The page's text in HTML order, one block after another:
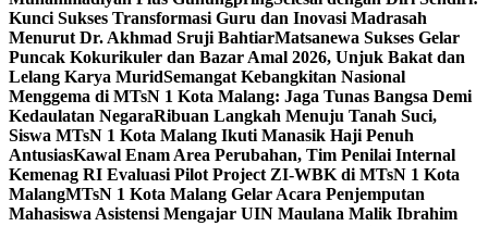
Kunci Sukses Transformasi Guru dan Inovasi Madrasah
Menurut Dr. Akhmad Sruji BahtiarMatsanewa Sukses Gelar
Puncak Kokurikuler dan Bazar Amal 2026, Unjuk Bakat dan
Lelang Karya MuridSemangat Kebangkitan Nasional
Menggema di MTsN 1 Kota Malang: Jaga Tunas Bangsa Demi
Kedaulatan NegaraRibuan Langkah Menuju Tanah Suci,
Siswa MTsN 1 Kota Malang Ikuti Manasik Haji Penuh
AntusiasKawal Enam Area Perubahan, Tim Penilai Internal
Kemenag RI Evaluasi Pilot Project ZI-WBK di MTsN 1 Kota
MalangMTsN 1 Kota Malang Gelar Acara Penjemputan
Mahasiswa Asistensi Mengajar UIN Maulana Malik Ibrahim